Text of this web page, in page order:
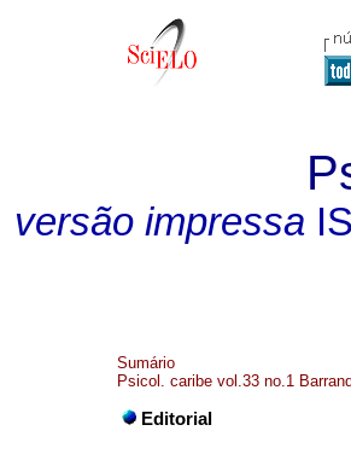
versão impressa
Sumário
Psicol. caribe vol.33 no.1
Editorial